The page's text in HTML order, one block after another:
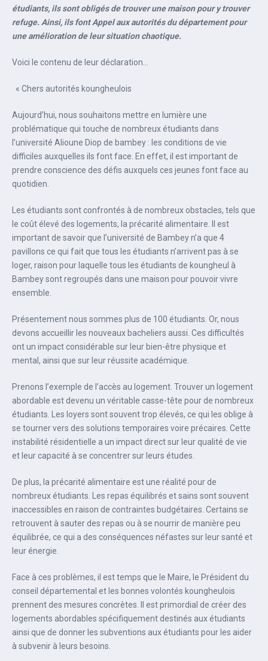
étudiants, ils sont obligés de trouver une maison pour y trouver
refuge. Ainsi, ils font Appel aux autorités du département pour
une amélioration de leur situation chaotique.
Voici le contenu de leur déclaration…
« Chers autorités koungheulois
Aujourd’hui, nous souhaitons mettre en lumière une
problématique qui touche de nombreux étudiants dans
l’université Alioune Diop de bambey : les conditions de vie
difficiles auxquelles ils font face. En effet, il est important de
prendre conscience des défis auxquels ces jeunes font face au
quotidien.
Les étudiants sont confrontés à de nombreux obstacles, tels que
le coût élevé des logements, la précarité alimentaire. Il est
important de savoir que l’université de Bambey n’a que 4
pavillons ce qui fait que tous les étudiants n’arrivent pas à se
loger, raison pour laquelle tous les étudiants de koungheul à
Bambey sont regroupés dans une maison pour pouvoir vivre
ensemble.
Présentement nous sommes plus de 100 étudiants. Or, nous
devons accueillir les nouveaux bacheliers aussi. Ces difficultés
ont un impact considérable sur leur bien-être physique et
mental, ainsi que sur leur réussite académique.
Prenons l’exemple de l’accès au logement. Trouver un logement
abordable est devenu un véritable casse-tête pour de nombreux
étudiants. Les loyers sont souvent trop élevés, ce qui les oblige à
se tourner vers des solutions temporaires voire précaires. Cette
instabilité résidentielle a un impact direct sur leur qualité de vie
et leur capacité à se concentrer sur leurs études.
De plus, la précarité alimentaire est une réalité pour de
nombreux étudiants. Les repas équilibrés et sains sont souvent
inaccessibles en raison de contraintes budgétaires. Certains se
retrouvent à sauter des repas ou à se nourrir de manière peu
équilibrée, ce qui a des conséquences néfastes sur leur santé et
leur énergie.
Face à ces problèmes, il est temps que le Maire, le Président du
conseil départemental et les bonnes volontés koungheulois
prennent des mesures concrètes. Il est primordial de créer des
logements abordables spécifiquement destinés aux étudiants
ainsi que de donner les subventions aux étudiants pour les aider
à subvenir à leurs besoins.